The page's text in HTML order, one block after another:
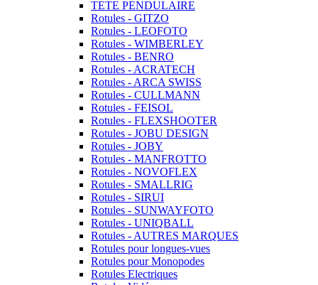
TETE PENDULAIRE
Rotules - GITZO
Rotules - LEOFOTO
Rotules - WIMBERLEY
Rotules - BENRO
Rotules - ACRATECH
Rotules - ARCA SWISS
Rotules - CULLMANN
Rotules - FEISOL
Rotules - FLEXSHOOTER
Rotules - JOBU DESIGN
Rotules - JOBY
Rotules - MANFROTTO
Rotules - NOVOFLEX
Rotules - SMALLRIG
Rotules - SIRUI
Rotules - SUNWAYFOTO
Rotules - UNIQBALL
Rotules - AUTRES MARQUES
Rotules pour longues-vues
Rotules pour Monopodes
Rotules Electriques